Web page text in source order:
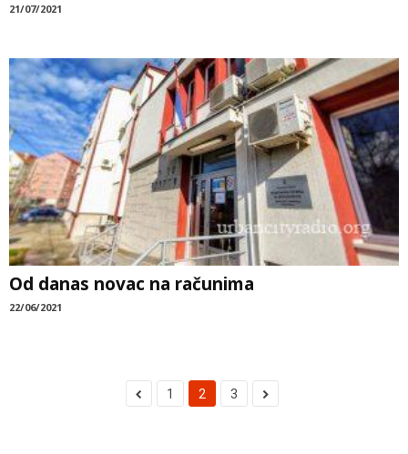
21/07/2021
Od danas novac na računima
22/06/2021
1 2 3